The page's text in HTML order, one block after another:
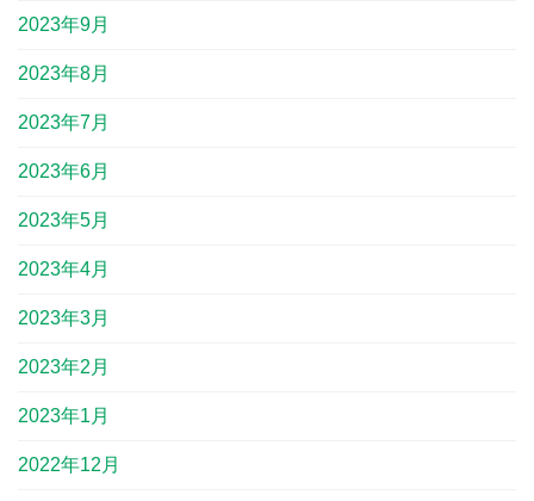
2023年9月
2023年8月
2023年7月
2023年6月
2023年5月
2023年4月
2023年3月
2023年2月
2023年1月
2022年12月